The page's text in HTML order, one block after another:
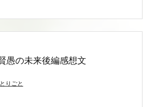
愚の未来後編感想文
りごと